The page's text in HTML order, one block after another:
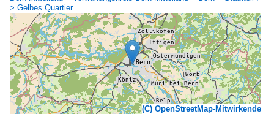
> Gelbes Quartier
(C) OpenStreetMap-Mitwirkende